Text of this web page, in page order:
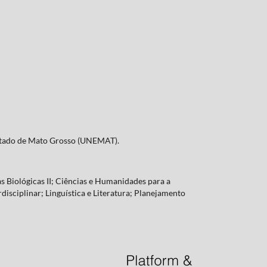
de Mato Grosso (UNEMAT).
Biológicas II; Ciências e Humanidades para a
Linguística e Literatura; Planejamento